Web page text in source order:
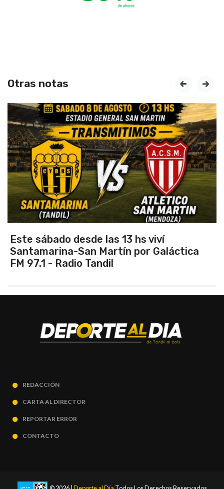
Otras notas
las 13 hs viví
por Galáctica
Vuelve el torneo
prev next
REDACCIÓN
CARTA AL DIRECTOR
REPORTAR ERROR
CONTACTO